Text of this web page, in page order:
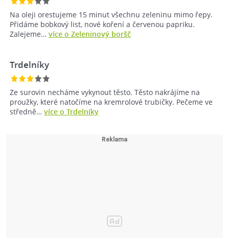
Na oleji orestujeme 15 minut všechnu zeleninu mimo řepy.
Přidáme bobkový list, nové koření a červenou papriku.
Zalejeme… více o Zeleninový boršč
Trdelníky
Ze surovin necháme vykynout těsto. Těsto nakrájíme na
proužky, které natočíme na kremrolové trubičky. Pečeme ve
středně… více o Trdelníky